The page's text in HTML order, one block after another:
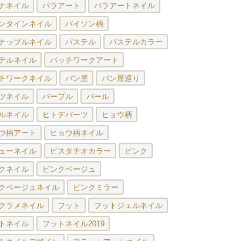
ネイル バラアート バラアートネイル
タインネイル パイソン柄
ップルネイル パステル パステルカラー
ルネイル パッチワークアート
ワークネイル パン屋 パン屋巡り
ネイル パープル パール
ネイル ヒトデパーツ ヒョウ柄
柄アート ヒョウ柄ネイル
ーネイル ピスタチオカラー ピンク
ネイル ピンクベージュ
ベージュネイル ピンクミラー
ラメネイル フット フットジェルネイル
ネイル フットネイル2019